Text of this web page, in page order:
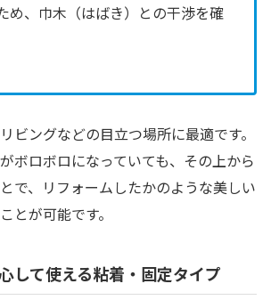
め、巾木（はばき）との干渉を確
ビングなどの目立つ場所に最適です。
ボロボロになっていても、その上から
で、リフォームしたかのような美しい
とが可能です。
して使える粘着・固定タイプ